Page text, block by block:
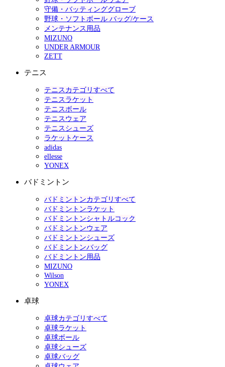
守備・バッティンググローブ
野球・ソフトボール バッグ/ケース
メンテナンス用品
MIZUNO
UNDER ARMOUR
ZETT
テニス
テニスカテゴリすべて
テニスラケット
テニスボール
テニスウェア
テニスシューズ
ラケットケース
adidas
ellesse
YONEX
バドミントン
バドミントンカテゴリすべて
バドミントンラケット
バドミントンシャトルコック
バドミントンウェア
バドミントンシューズ
バドミントンバッグ
バドミントン用品
MIZUNO
Wilson
YONEX
卓球
卓球カテゴリすべて
卓球ラケット
卓球ボール
卓球シューズ
卓球バッグ